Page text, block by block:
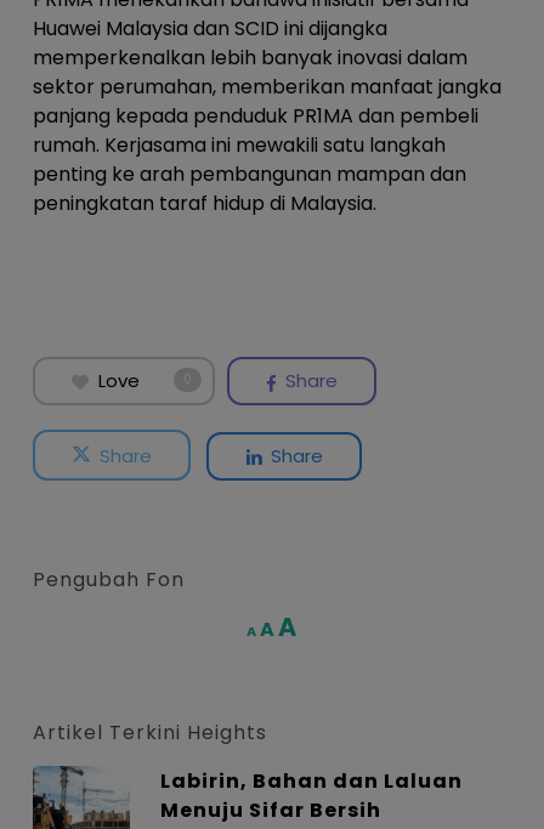
Huawei Malaysia dan SCID ini dijangka
memperkenalkan lebih banyak inovasi dalam
sektor perumahan, memberikan manfaat jangka
panjang kepada penduduk PR1MA dan pembeli
rumah. Kerjasama ini mewakili satu langkah
penting ke arah pembangunan mampan dan
peningkatan taraf hidup di Malaysia.
Love 0 Share
Share Share
Pengubah Fon
A Decrease
AReset
AIncrease
Artikel Terkini Heights
Labirin, Bahan dan Laluan
Menuju Sifar Bersih